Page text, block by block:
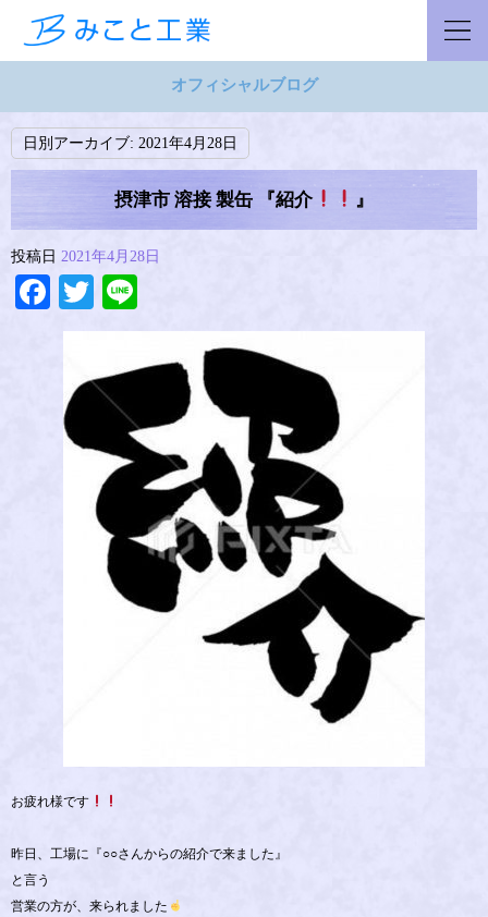
オフィシャルブログ
日別アーカイブ: 2021年4月28日
摂津市 溶接 製缶 『紹介 』
投稿日 2021年4月28日
Facebook
Twitter
お疲れ様です
昨日、工場に『○○さんからの紹介で来ました』
と言う
営業の方が、来られました